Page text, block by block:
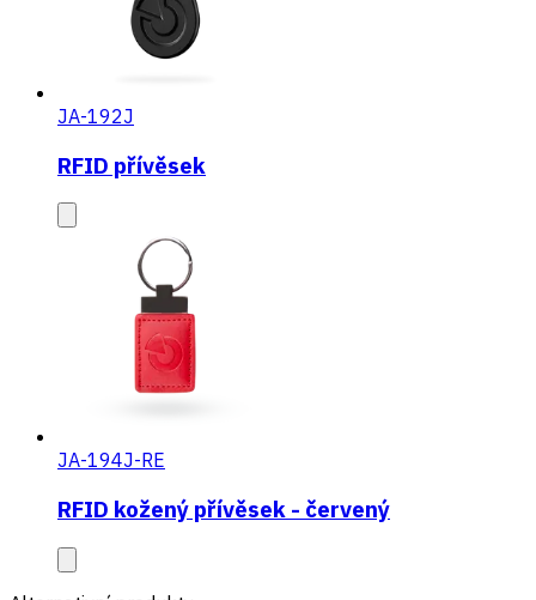
JA-192J
RFID přívěsek
JA-194J-RE
RFID kožený přívěsek - červený